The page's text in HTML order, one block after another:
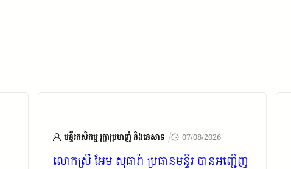
មន្ទីរកសិកម្ម រុក្ខាប្រមាញ់ និងនេសាទ / 07/08/2026
លោកស្រី អែម សុធារ៉ា ប្រធានមន្ទីរ បានអញ្ជើញ